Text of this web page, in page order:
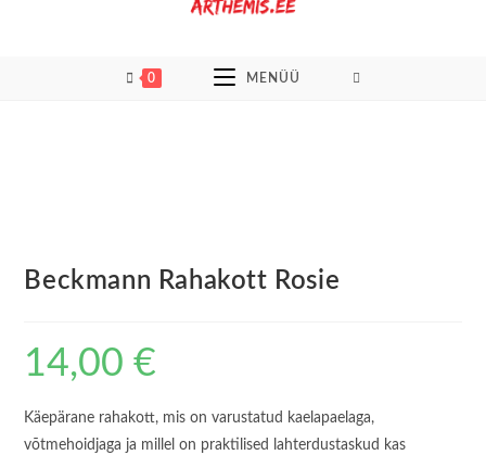
0 MENÜÜ
Beckmann Rahakott Rosie
14,00€
Käepärane rahakott, mis on varustatud kaelapaelaga,
võtmehoidjaga ja millel on praktilised lahterdustaskud kas